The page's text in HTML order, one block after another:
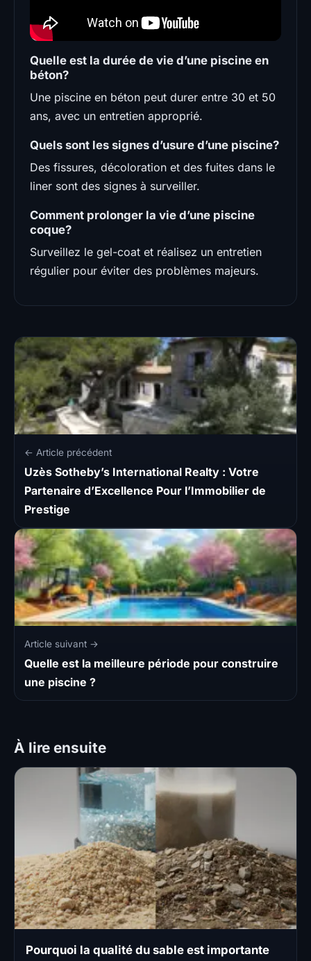
Quelle est la durée de vie d’une piscine en
béton?
Une piscine en béton peut durer entre 30 et 50
ans, avec un entretien approprié.
Quels sont les signes d’usure d’une piscine?
Des fissures, décoloration et des fuites dans le
liner sont des signes à surveiller.
Comment prolonger la vie d’une piscine
coque?
Surveillez le gel-coat et réalisez un entretien
régulier pour éviter des problèmes majeurs.
← Article précédent
Uzès Sotheby’s International Realty : Votre
Partenaire d’Excellence Pour l’Immobilier de
Prestige
Article suivant →
Quelle est la meilleure période pour construire
une piscine ?
À lire ensuite
Pourquoi la qualité du sable est importante